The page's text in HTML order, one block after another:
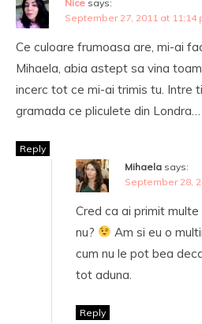
Nice says:
September 27, 2011 at 11:14
Ce culoare frumoasa are, mi-ai
Mihaela, abia astept sa vina
incerc tot ce mi-ai trimis tu. Intre
gramada ce pliculete din Londra…
Reply
Mihaela says:
September 28,
Cred ca ai primit multe
nu?
Am si eu o
cum nu le pot bea
tot aduna.
Reply